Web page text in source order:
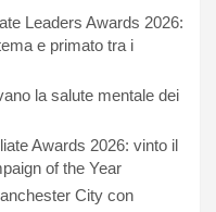
Leaders Awards 2026:
e primato tra i
la salute mentale dei
Awards 2026: vinto il
of the Year
City con